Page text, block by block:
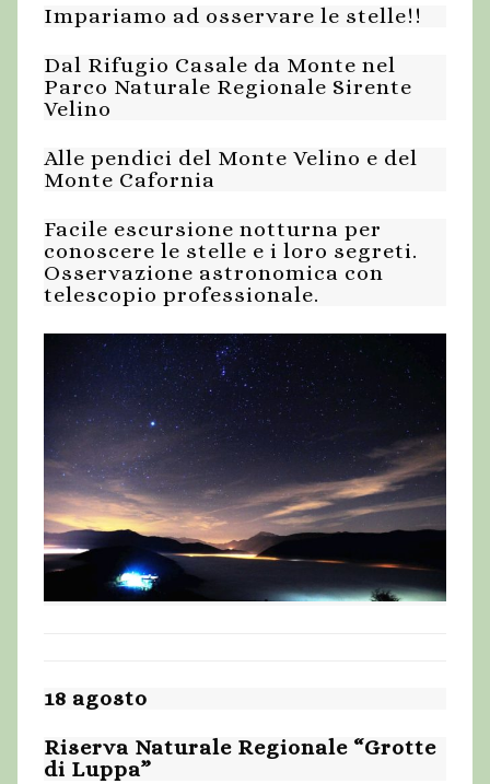
Impariamo ad osservare le stelle!!
Dal Rifugio Casale da Monte nel
Parco Naturale Regionale Sirente
Velino
Alle pendici del Monte Velino e del
Monte Cafornia
Facile escursione notturna per
conoscere le stelle e i loro segreti.
Osservazione astronomica con
telescopio professionale.
18 agosto
Riserva Naturale Regionale “Grotte
di Luppa”